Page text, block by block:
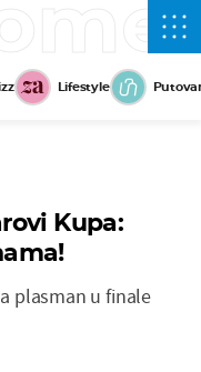
Lifestyle
Kupa:
plasman u finale